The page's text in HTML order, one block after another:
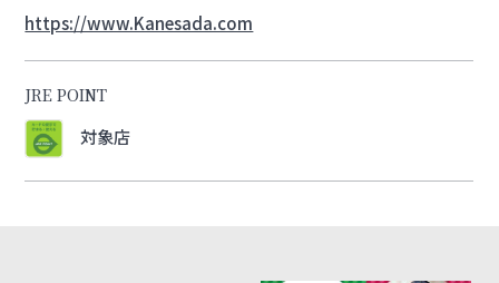
https://www.Kanesada.com
JRE POINT
対象店